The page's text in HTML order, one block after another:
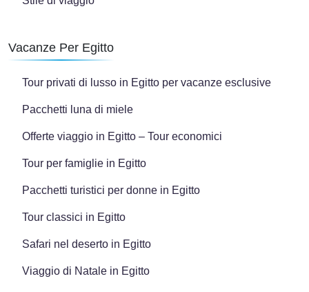
Vacanze Per Egitto
Tour privati di lusso in Egitto per vacanze esclusive
Pacchetti luna di miele
Offerte viaggio in Egitto – Tour economici
Tour per famiglie in Egitto
Pacchetti turistici per donne in Egitto
Tour classici in Egitto
Safari nel deserto in Egitto
Viaggio di Natale in Egitto